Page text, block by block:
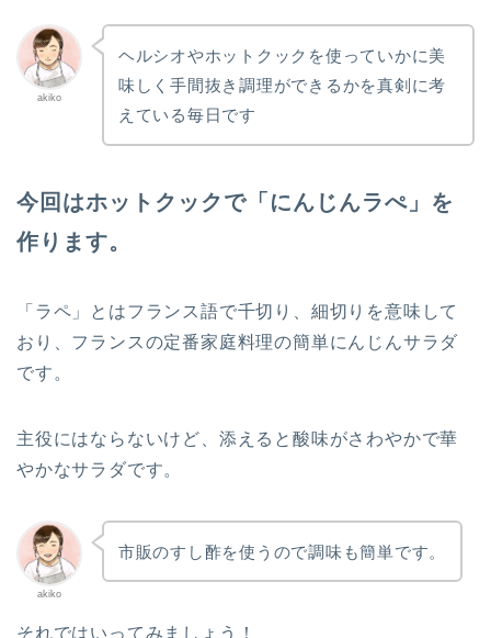
akiko
ヘルシオやホットクックを使っていかに美
味しく手間抜き調理ができるかを真剣に考
えている毎日です
今回はホットクックで「にんじんラぺ」を
作ります。
「ラペ」とはフランス語で千切り、細切りを意味して
おり、フランスの定番家庭料理の簡単にんじんサラダ
です。
主役にはならないけど、添えると酸味がさわやかで華
やかなサラダです。
akiko
市販のすし酢を使うので調味も簡単です。
それではいってみましょう！